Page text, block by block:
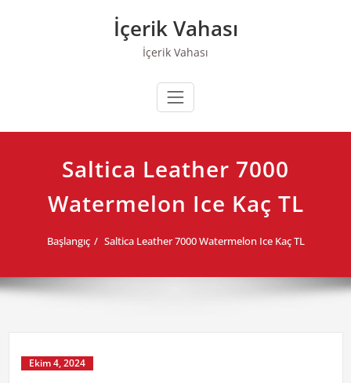
İçerik Vahası
İçerik Vahası
Saltica Leather 7000
Watermelon Ice Kaç TL
Başlangıç Saltica Leather 7000 Watermelon Ice Kaç TL
Ekim 4, 2024